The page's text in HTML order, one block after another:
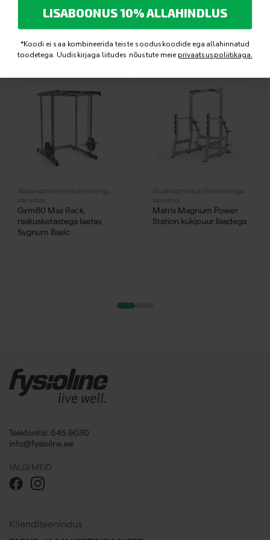
Seotud tooted
Jõuseadmed ja jõutreeningu
varustus
Gym80 Max Rack,
raskusketastega laetav,
Sygnum Basic
Jõuseadmed ja jõutreeningu
varustus
Matrix Magnum Power
Station kükipuur lisadega
Telefonitsi: 645 9030
info@fysioline.ee
JÄLGI MEID
Klienditeenindus
LISABOONUS 10% ALLAHINDLUS
*Koodi ei saa kombineerida teiste sooduskoodide ega allahinnatud
toodetega. Uudiskirjaga liitudes nõustute meie privaatsuspoliitikaga.